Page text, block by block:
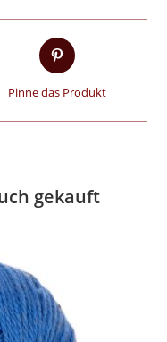
Pinne das Produkt
gekauft